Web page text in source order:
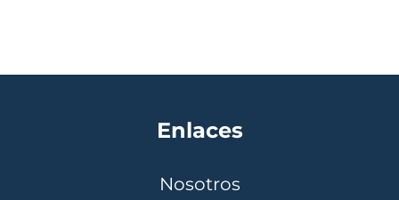
Enlaces
Nosotros